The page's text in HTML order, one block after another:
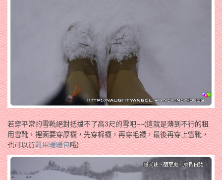
若穿平常的雪靴絕對抵擋不了高3尺的雪吧~~(這就是薄到不行的租
用雪靴，裡面要穿厚襪，先穿棉襪，再穿毛襪，最後再穿上雪靴，
也可以買靴用暖暖包哦)